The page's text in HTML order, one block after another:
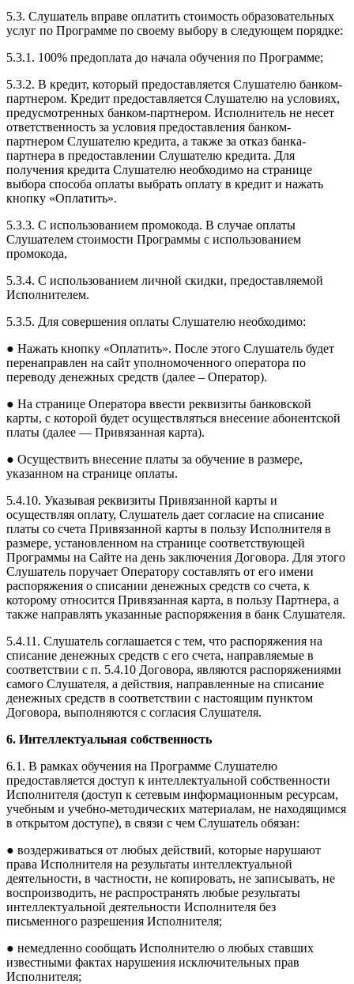
5.3. Слушатель вправе оплатить стоимость образовательных
услуг по Программе по своему выбору в следующем порядке:
5.3.1. 100% предоплата до начала обучения по Программе;
5.3.2. В кредит, который предоставляется Слушателю банком-
партнером. Кредит предоставляется Слушателю на условиях,
предусмотренных банком-партнером. Исполнитель не несет
ответственность за условия предоставления банком-
партнером Слушателю кредита, а также за отказ банка-
партнера в предоставлении Слушателю кредита. Для
получения кредита Слушателю необходимо на странице
выбора способа оплаты выбрать оплату в кредит и нажать
кнопку «Оплатить».
5.3.3. С использованием промокода. В случае оплаты
Слушателем стоимости Программы с использованием
промокода,
5.3.4. С использованием личной скидки, предоставляемой
Исполнителем.
5.3.5. Для совершения оплаты Слушателю необходимо:
● Нажать кнопку «Оплатить». После этого Слушатель будет
перенаправлен на сайт уполномоченного оператора по
переводу денежных средств (далее – Оператор).
● На странице Оператора ввести реквизиты банковской
карты, с которой будет осуществляться внесение абонентской
платы (далее — Привязанная карта).
● Осуществить внесение платы за обучение в размере,
указанном на странице оплаты.
5.4.10. Указывая реквизиты Привязанной карты и
осуществляя оплату, Слушатель дает согласие на списание
платы со счета Привязанной карты в пользу Исполнителя в
размере, установленном на странице соответствующей
Программы на Сайте на день заключения Договора. Для этого
Слушатель поручает Оператору составлять от его имени
распоряжения о списании денежных средств со счета, к
которому относится Привязанная карта, в пользу Партнера, а
также направлять указанные распоряжения в банк Слушателя.
5.4.11. Слушатель соглашается с тем, что распоряжения на
списание денежных средств с его счета, направляемые в
соответствии с п. 5.4.10 Договора, являются распоряжениями
самого Слушателя, а действия, направленные на списание
денежных средств в соответствии с настоящим пунктом
Договора, выполняются с согласия Слушателя.
6. Интеллектуальная собственность
6.1. В рамках обучения на Программе Слушателю
предоставляется доступ к интеллектуальной собственности
Исполнителя (доступ к сетевым информационным ресурсам,
учебным и учебно-методических материалам, не находящимся
в открытом доступе), в связи с чем Слушатель обязан:
● воздерживаться от любых действий, которые нарушают
права Исполнителя на результаты интеллектуальной
деятельности, в частности, не копировать, не записывать, не
воспроизводить, не распространять любые результаты
интеллектуальной деятельности Исполнителя без
письменного разрешения Исполнителя;
● немедленно сообщать Исполнителю о любых ставших
известными фактах нарушения исключительных прав
Исполнителя;